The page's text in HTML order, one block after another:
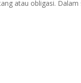
atau obligasi.